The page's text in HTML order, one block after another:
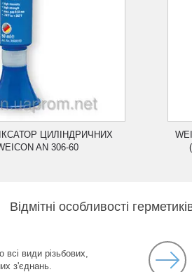
фланців, допускається зазор до 0,5
до різного роду механічних
і вібрацій.
ЦИЛІНДРИЧНИХ
AN 306-60
Відмітні особливості
види різьбових,
з'єднань.